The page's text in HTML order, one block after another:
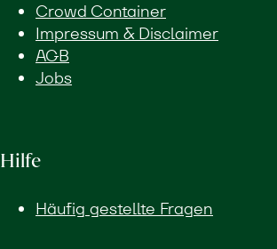
Crowd Container
Impressum & Disclaimer
AGB
Jobs
Hilfe
Häufig gestellte Fragen